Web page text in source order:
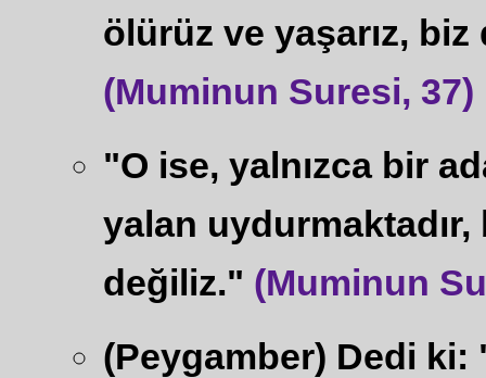
ölürüz ve yaşarız,
(Muminun Suresi, 37)
"O ise, yalnızca bir
yalan
değiliz." (Muminun
(Peygamber) Dedi ki: